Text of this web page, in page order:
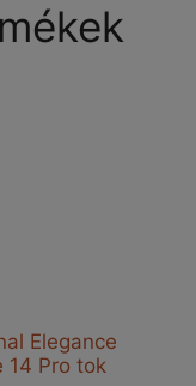
Elegance
14 Pro tok